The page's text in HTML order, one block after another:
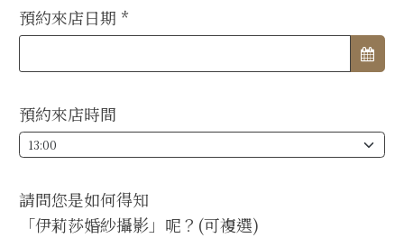
預約來店日期 *
預約來店時間
請問您是如何得知
「伊莉莎婚紗攝影」呢？(可複選)